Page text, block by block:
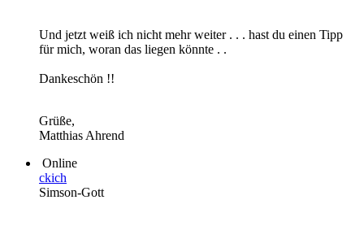
Und jetzt weiß ich nicht mehr weiter . . . hast du einen Tipp
für mich, woran das liegen könnte . .
Dankeschön !!
Grüße,
Matthias Ahrend
Online
ckich
Simson-Gott